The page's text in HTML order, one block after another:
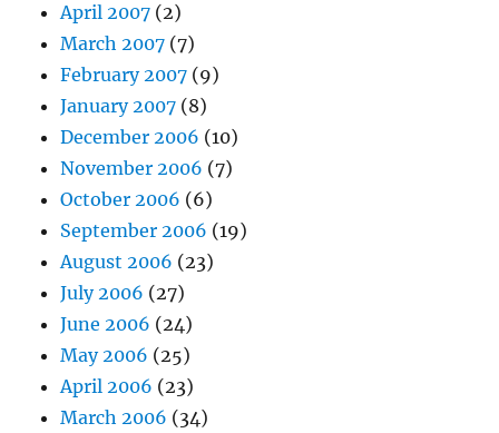
April 2007 (2)
March 2007 (7)
February 2007 (9)
January 2007 (8)
December 2006 (10)
November 2006 (7)
October 2006 (6)
September 2006 (19)
August 2006 (23)
July 2006 (27)
June 2006 (24)
May 2006 (25)
April 2006 (23)
March 2006 (34)